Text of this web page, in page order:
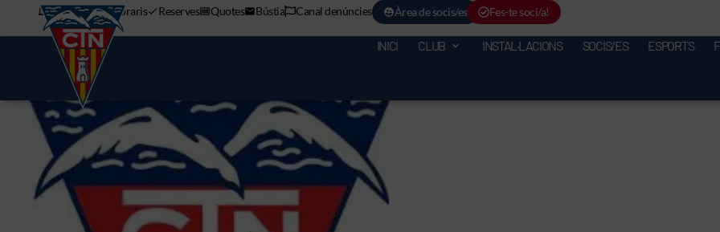
APP mòbil Horaris Reserves Quotes Bústia Canal denúncies Àrea de socis/es Fes-te soci/a!
INICI CLUB INSTAL·LACIONS SOCIS/ES ESPORTS